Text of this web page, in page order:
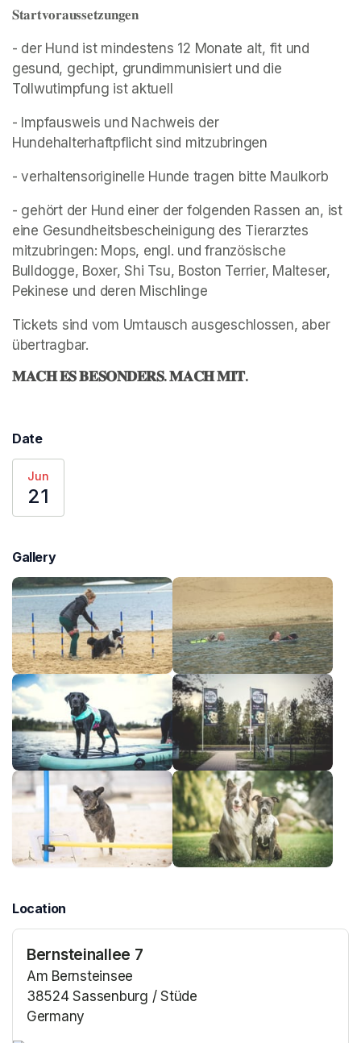
𝐒𝐭𝐚𝐫𝐭𝐯𝐨𝐫𝐚𝐮𝐬𝐬𝐞𝐭𝐳𝐮𝐧𝐠𝐞𝐧
- der Hund ist mindestens 12 Monate alt, fit und
gesund, gechipt, grundimmunisiert und die
Tollwutimpfung ist aktuell
- Impfausweis und Nachweis der
Hundehalterhaftpflicht sind mitzubringen
- verhaltensoriginelle Hunde tragen bitte Maulkorb
- gehört der Hund einer der folgenden Rassen an, ist
eine Gesundheitsbescheinigung des Tierarztes
mitzubringen: Mops, engl. und französische
Bulldogge, Boxer, Shi Tsu, Boston Terrier, Malteser,
Pekinese und deren Mischlinge
Tickets sind vom Umtausch ausgeschlossen, aber
übertragbar.
𝐌𝐀𝐂𝐇 𝐄𝐒 𝐁𝐄𝐒𝐎𝐍𝐃𝐄𝐑𝐒. 𝐌𝐀𝐂𝐇 𝐌𝐈𝐓.
Date
Jun
21
Gallery
Location
Bernsteinallee 7
Am Bernsteinsee
38524 Sassenburg / Stüde
Germany